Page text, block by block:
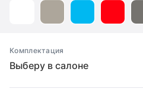
Выберу в салоне
Комплектация